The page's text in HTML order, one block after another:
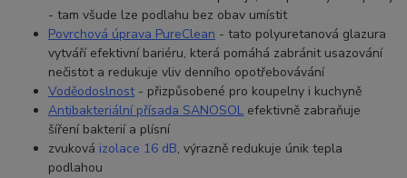
- tam všude lze podlahu bez obav umístit
Povrchová úprava PureClean - tato polyuretanová glazura
vytváří efektivní bariéru, která pomáhá zabránit usazování
nečistot a redukuje vliv denního opotřebovávání
Voděodoslnost- přizpůsobené pro koupelny i kuchyně
Antibakteriální přísada SANOSOL efektivně zabraňuje
šíření bakterií a plísní
zvuková izolace 16 dB, výrazně redukuje únik tepla
podlahou